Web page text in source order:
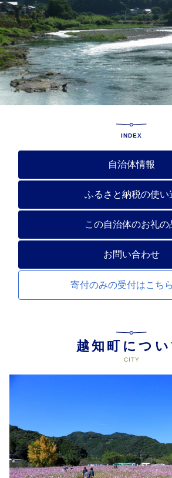
INDEX
自治体情報
ふるさと納税の使い
この自治体のお礼の
お問い合わせ
寄付のみの受付はこち
越知町につい